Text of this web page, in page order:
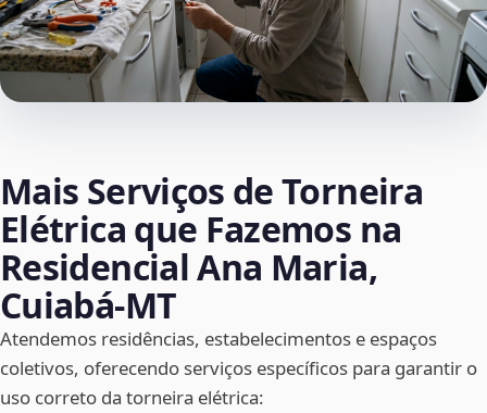
Mais Serviços de Torneira
Elétrica que Fazemos na
Residencial Ana Maria,
Cuiabá‑MT
Atendemos residências, estabelecimentos e espaços
coletivos, oferecendo serviços específicos para garantir o
uso correto da torneira elétrica: